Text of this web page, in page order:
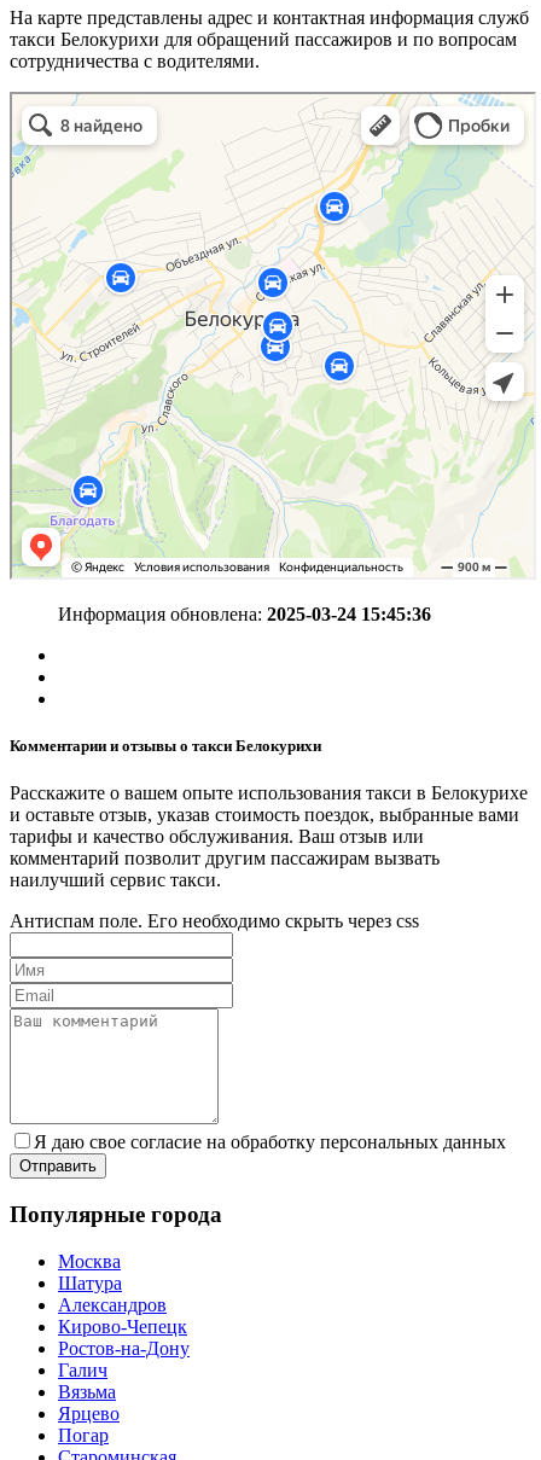
На карте представлены адрес и контактная информация служб
такси Белокурихи для обращений пассажиров и по вопросам
сотрудничества с водителями.
Информация обновлена: 2025-03-24 15:45:36
Комментарии и отзывы о такси Белокурихи
Расскажите о вашем опыте использования такси в Белокурихе
и оставьте отзыв, указав стоимость поездок, выбранные вами
тарифы и качество обслуживания. Ваш отзыв или
комментарий позволит другим пассажирам вызвать
наилучший сервис такси.
Антиспам поле. Его необходимо скрыть через css
Я даю свое согласие на обработку персональных данных
Популярные города
Москва
Шатура
Александров
Кирово-Чепецк
Ростов-на-Дону
Галич
Вязьма
Ярцево
Погар